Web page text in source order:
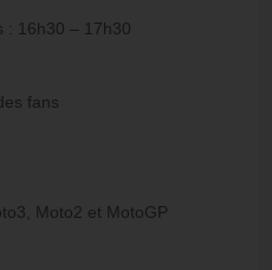
: 16h30 – 17h30
fans
Moto2 et MotoGP